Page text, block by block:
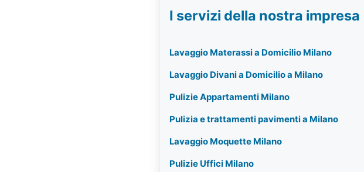
I servizi della nostra impresa
Lavaggio Materassi a Domicilio Milano
Lavaggio Divani a Domicilio a Milano
Pulizie Appartamenti Milano
Pulizia e trattamenti pavimenti a Milano
Lavaggio Moquette Milano
Pulizie Uffici Milano